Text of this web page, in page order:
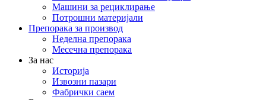
Машини за рециклирање
Потрошни материјали
Препорака за производ
Неделна препорака
Месечна препорака
За нас
Историја
Извозни пазари
Фабрички саем